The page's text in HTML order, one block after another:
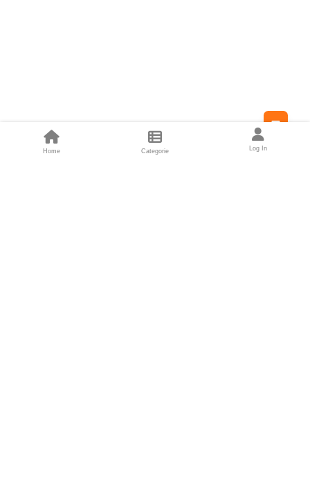
Home Categorie Log In